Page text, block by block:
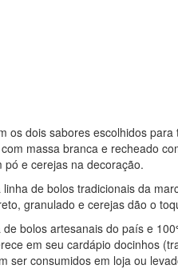
os dois sabores escolhidos
massa branca e recheado
e cerejas na decoração.
de bolos tradicionais da
granulado e cerejas dão o
bolos artesanais do país e
em seu cardápio docinhos
ser consumidos em loja ou